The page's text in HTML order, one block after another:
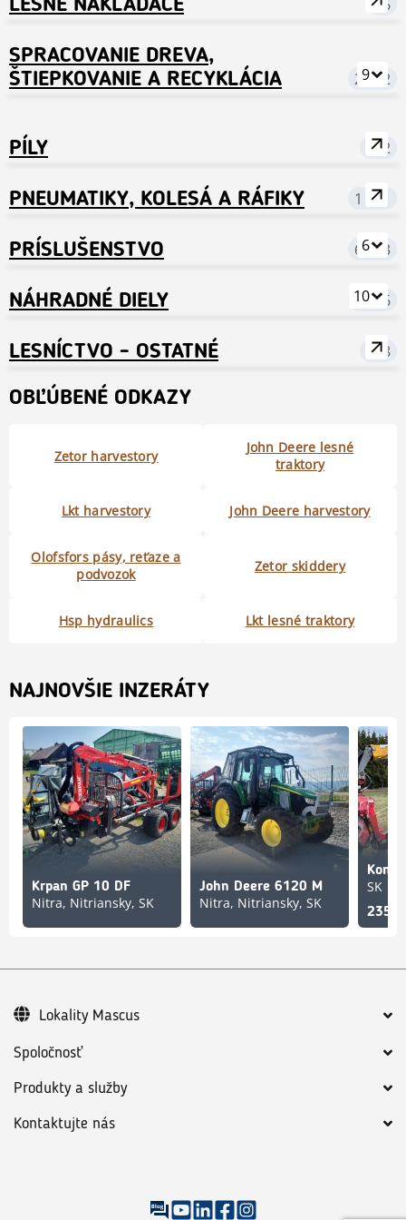
LESNÉ NAKLADAČE 76
SPRACOVANIE DREVA,
ŠTIEPKOVANIE A RECYKLÁCIA
2 822
9
PÍLY 282
PNEUMATIKY, KOLESÁ A RÁFIKY 1 681
PRÍSLUŠENSTVO 6 953
6
NÁHRADNÉ DIELY 9 396
10
LESNÍCTVO - OSTATNÉ 688
OBĽÚBENÉ ODKAZY
Zetor harvestory
John Deere lesné
traktory
Lkt harvestory John Deere harvestory
Olofsfors pásy, reťaze a
podvozok
Zetor skiddery
Hsp hydraulics Lkt lesné traktory
NAJNOVŠIE INZERÁTY
Krpan GP 10 DF
Nitra, Nitriansky, SK
John Deere 6120 M
Nitra, Nitriansky, SK
SK
235
Spoločnosť
Produkty a služby
Kontaktujte nás
Lokality Mascus